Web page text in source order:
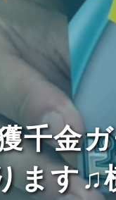
千金
ます